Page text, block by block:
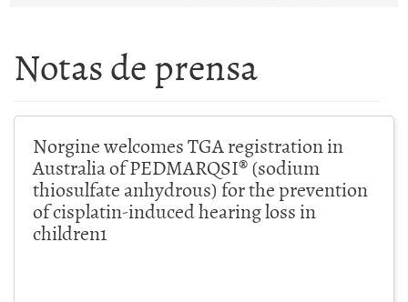
Notas de prensa
Norgine welcomes TGA registration in
Australia of PEDMARQSI® (sodium
thiosulfate anhydrous) for the prevention
of cisplatin-induced hearing loss in
children1